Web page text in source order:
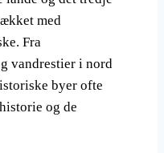
med
Fra
vandrestier i nord
byer ofte
og de